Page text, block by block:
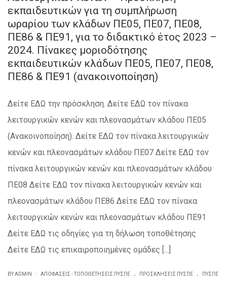
εκπαιδευτικών για τη συμπλήρωση
ωραρίου των κλάδων ΠΕ05, ΠΕ07, ΠΕ08,
ΠΕ86 & ΠΕ91, για το διδακτικό έτος 2023 –
2024. Πίνακες μοριοδότησης
εκπαιδευτικών κλάδων ΠΕ05, ΠΕ07, ΠΕ08,
ΠΕ86 & ΠΕ91 (ανακοινοποίηση)
Δείτε ΕΔΩ την πρόσκληση. Δείτε ΕΔΩ τον πίνακα
λειτουργικών κενών και πλεονασμάτων κλάδου ΠΕ05
(Ανακοινοποίηση). Δείτε ΕΔΩ τον πίνακα λειτουργικών
κενών και πλεονασμάτων κλάδου ΠΕ07 Δείτε ΕΔΩ τον
πίνακα λειτουργικών κενών και πλεονασμάτων κλάδου
ΠΕ08 Δείτε ΕΔΩ τον πίνακα λειτουργικών κενών και
πλεονασμάτων κλάδου ΠΕ86 Δείτε ΕΔΩ τον πίνακα
λειτουργικών κενών και πλεονασμάτων κλάδου ΠΕ91
Δείτε ΕΔΩ τις οδηγίες για τη δήλωση τοποθέτησης
Δείτε ΕΔΩ τις επικαιροποιημένες ομάδες [...]
BY ADMIN ΑΠΟΦΆΣΕΙΣ - ΤΟΠΟΘΕΤΉΣΕΙΣ ΠΥΣΠΕ . ΠΡΟΣΚΛΉΣΕΙΣ ΠΥΣΠΕ . ΠΥΣΠΕ